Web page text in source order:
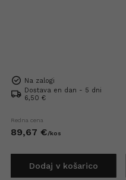
Na zalogi
Dostava en dan - 5 dni
6,50 €
Redna cena
89,67 €/kos
Dodaj v košarico